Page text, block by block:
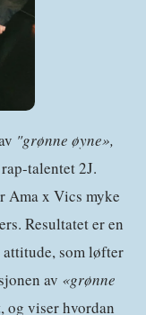
"grønne øyne»,
talentet 2J.
Ama x Vics myke
Resultatet er en
som løfter
av «grønne
og viser hvordan